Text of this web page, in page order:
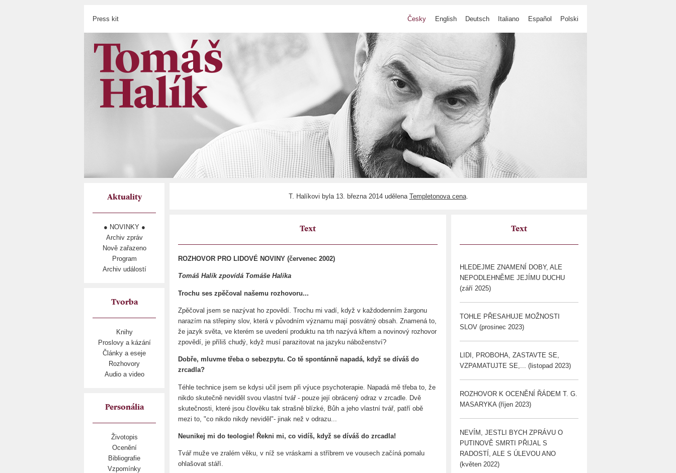
Press kit Česky English Deutsch Italiano Español Polski
Aktuality
● NOVINKY ●
Archiv zpráv
Nově zařazeno
Program
Archiv událostí
Tvorba
Knihy
Proslovy a kázání
Články a eseje
Rozhovory
Audio a video
Personália
Životopis
Ocenění
Bibliografie
Vzpomínky
T. Halíkovi byla 13. března 2014 udělena Templetonova cena.
Text
ROZHOVOR PRO LIDOVÉ NOVINY (červenec 2002)
Tomáš Halík zpovídá Tomáše Halíka
Trochu ses zpěčoval našemu rozhovoru...
Zpěčoval jsem se nazývat ho zpovědí. Trochu mi vadí, když v každodenním žargonu
narazím na střepiny slov, která v původním významu mají posvátný obsah. Znamená to,
že jazyk světa, ve kterém se uvedení produktu na trh nazývá křtem a novinový rozhovor
zpovědí, je příliš chudý, když musí parazitovat na jazyku náboženství?
Dobře, mluvme třeba o sebezpytu. Co tě spontánně napadá, když se díváš do
zrcadla?
Téhle technice jsem se kdysi učil jsem při výuce psychoterapie. Napadá mě třeba to, že
nikdo skutečně neviděl svou vlastní tvář - pouze její obrácený odraz v zrcadle. Dvě
skutečnosti, které jsou člověku tak strašně blízké, Bůh a jeho vlastní tvář, patří obě
mezi to, "co nikdo nikdy neviděl"- jinak než v odrazu...
Neunikej mi do teologie! Řekni mi, co vidíš, když se díváš do zrcadla!
Tvář muže ve zralém věku, v níž se vráskami a stříbrem ve vousech začíná pomalu
ohlašovat stáří.
Text
HLEDEJME ZNAMENÍ DOBY, ALE
NEPODLEHNĚME JEJÍMU DUCHU
(září 2025)
TOHLE PŘESAHUJE MOŽNOSTI
SLOV (prosinec 2023)
LIDI, PROBOHA, ZASTAVTE SE,
VZPAMATUJTE SE,... (listopad 2023)
ROZHOVOR K OCENĚNÍ ŘÁDEM T. G.
MASARYKA (říjen 2023)
NEVÍM, JESTLI BYCH ZPRÁVU O
PUTINOVĚ SMRTI PŘIJAL S
RADOSTÍ, ALE S ÚLEVOU ANO
(květen 2022)